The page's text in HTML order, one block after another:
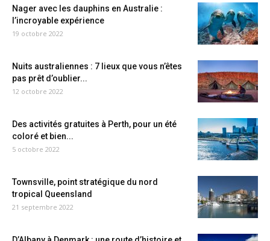
Nager avec les dauphins en Australie :
l’incroyable expérience
19 octobre 2022
Nuits australiennes : 7 lieux que vous n’êtes
pas prêt d’oublier...
12 octobre 2022
Des activités gratuites à Perth, pour un été
coloré et bien...
5 octobre 2022
Townsville, point stratégique du nord
tropical Queensland
21 septembre 2022